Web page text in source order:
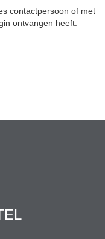
contactpersoon of met
ontvangen heeft.